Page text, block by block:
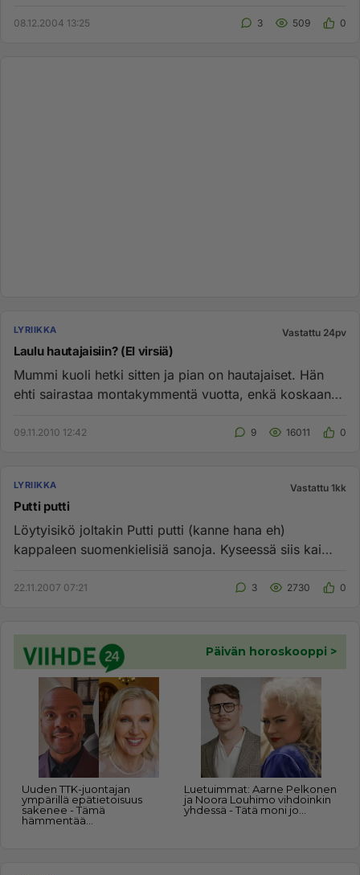
08.12.2004 13:25 3 509 0
LYRIIKKA Vastattu 24pv
Laulu hautajaisiin? (EI virsiä)
Mummi kuoli hetki sitten ja pian on hautajaiset. Hän
ehti sairastaa montakymmentä vuotta, enkä koskaan
09.11.2010 12:42 9 16011 0
LYRIIKKA Vastattu 1kk
Putti putti
Löytyisikö joltakin Putti putti (kanne hana eh)
kappaleen suomenkielisiä sanoja. Kyseessä siis kai
22.11.2007 07:21 3 2730 0